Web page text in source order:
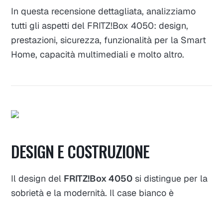
In questa recensione dettagliata, analizziamo
tutti gli aspetti del FRITZ!Box 4050: design,
prestazioni, sicurezza, funzionalità per la Smart
Home, capacità multimediali e molto altro.
DESIGN E COSTRUZIONE
Il design del FRITZ!Box 4050 si distingue per la
sobrietà e la modernità. Il case bianco è